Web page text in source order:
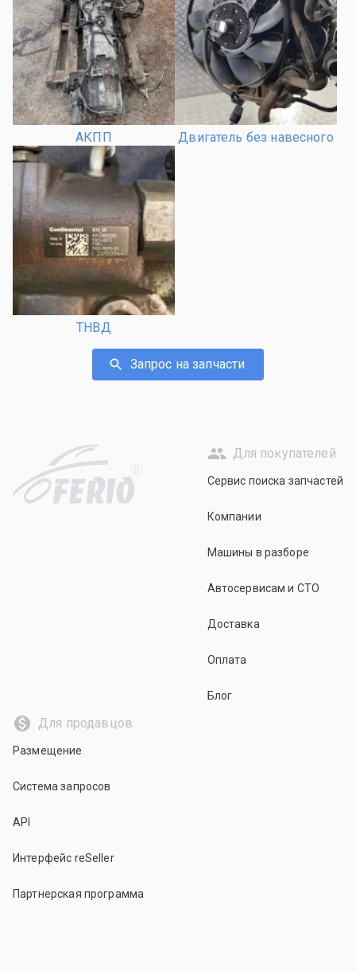
АКПП Двигатель без навесного
ТНВД
Запрос на запчасти
R
Для покупателей
Сервис поиска запчастей
Компании
Машины в разборе
Автосервисам и СТО
Доставка
Оплата
Блог
Для продавцов
Размещение
Система запросов
API
Интерфейс reSeller
Партнерская программа